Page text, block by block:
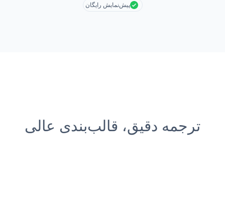
پیش‌نمایش رایگان
ترجمه دقیق، قالب‌بندی عالی